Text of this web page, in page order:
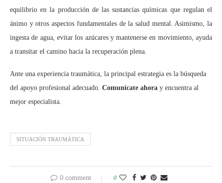
equilibrio en la producción de las sustancias químicas que regulan el
ánimo y otros aspectos fundamentales de la salud mental. Asimismo, la
ingesta de agua, evitar los azúcares y mantenerse en movimiento, ayuda
a transitar el camino hacia la recuperación plena.
Ante una experiencia traumática, la principal estrategia es la búsqueda
del apoyo profesional adecuado. Comunícate ahora y encuentra al
mejor especialista.
SITUACIÓN TRAUMÁTICA
0 comment 0